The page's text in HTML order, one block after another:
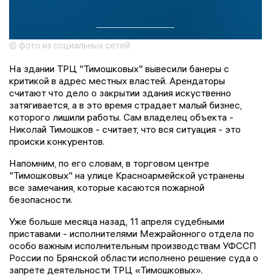
© фото из социальных сетей
На здании ТРЦ "Тимошковых" вывесили банеры с
критикой в адрес местных властей. Арендаторы
считают что дело о закрытии здания искуственно
затягивается, а в это время страдает малый бизнес,
которого лишили работы. Сам владелец объекта -
Николай Тимошков - считает, что вся ситуация - это
происки конкурентов.
Напомним, по его словам, в торговом центре
"Тимошковых" на улице Красноармейской устранены
все замечания, которые касаются пожарной
безопасности.
Уже больше месяца назад, 11 апреля судебными
приставами - исполнителями Межрайонного отдела по
особо важным исполнительным производствам УФССП
России по Брянской области исполнено решение суда о
запрете деятельности ТРЦ «Тимошковых».